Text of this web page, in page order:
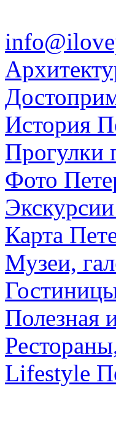
История
Прогулки
Фото
Карта
Музеи,
Полезная
Lifestyle